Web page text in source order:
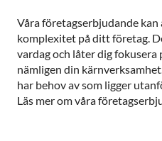
Våra företagserbjudande
komplexitet på ditt företag.
vardag och låter dig fokusera
nämligen din
har behov av som ligger
Läs mer om våra